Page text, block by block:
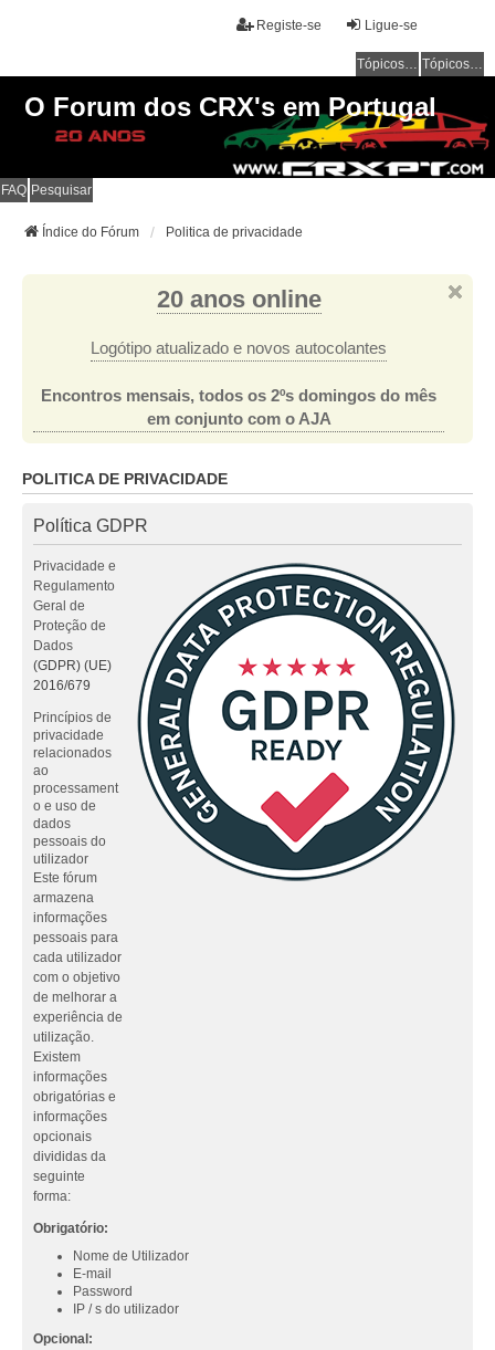
Ligue-se
Registe-se
Tópicos sem resposta Tópicos ativos
O Forum dos CRX's em Portugal
FAQ Pesquisar
Índice do Fórum Politica de privacidade
20 anos online
Logótipo atualizado e novos autocolantes
Encontros mensais, todos os 2ºs domingos do mês
em conjunto com o AJA
POLITICA DE PRIVACIDADE
Política GDPR
Privacidade e
Regulamento
Geral de
Proteção de
Dados
(GDPR) (UE)
2016/679
Princípios de
privacidade
relacionados
ao
processament
o e uso de
dados
pessoais do
utilizador
Este fórum
armazena
informações
pessoais para
cada utilizador
com o objetivo
de melhorar a
experiência de
utilização.
Existem
informações
obrigatórias e
informações
opcionais
divididas da
seguinte
forma:
Obrigatório:
Nome de Utilizador
E-mail
Password
IP / s do utilizador
Opcional: